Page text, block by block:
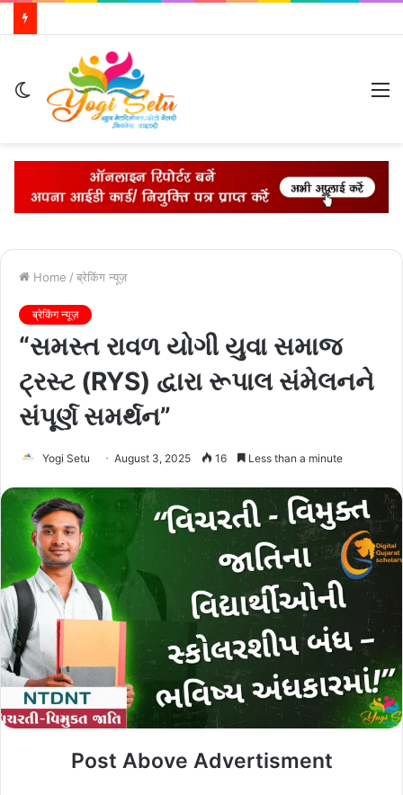
Switch
skin
Home / ब्रेकिंग न्यूज़
ब्रेकिंग न्यूज़
“સમસ્ત રાવળ યોગી યુવા સમાજ
ટ્રસ્ટ (RYS) દ્વારા રૂપાલ સંમેલનને
સંપૂર્ણ સમર્થન”
Yogi Setu August 3, 2025 16 Less than a minute
Post Above Advertisment